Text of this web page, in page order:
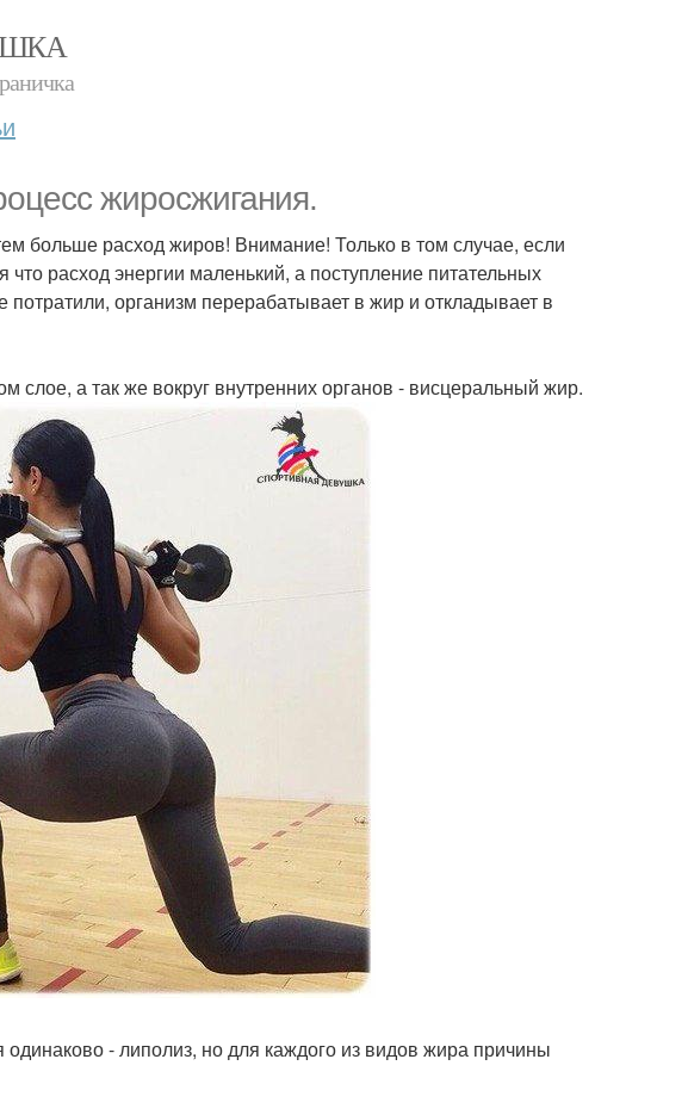
жиросжигания.
больше расход жиров! Внимание! Только в том случае, если
расход энергии маленький, а поступление питательных
организм перерабатывает в жир и откладывает в
а так же вокруг внутренних органов - висцеральный жир.
- липолиз, но для каждого из видов жира причины